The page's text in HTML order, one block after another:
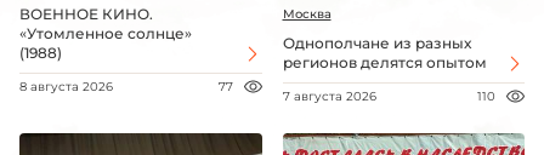
ВОЕННОЕ КИНО.
«Утомленное солнце»
(1988)
8 августа 2026 77
Москва
Однополчане из разных
регионов делятся опытом
7 августа 2026 110